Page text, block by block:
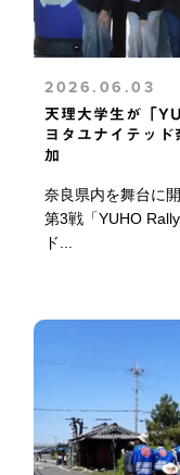
2026.06.03
天理大学生が「
ヨタユナイテッ
加
奈良県内を舞台に
第3戦「YUHO
ド...